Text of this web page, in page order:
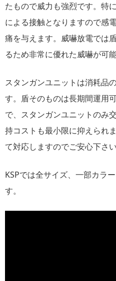
たもので威力も強烈です。特
による接触となりますので感
痛を与えます。威嚇放電では
るため非常に優れた威嚇が可能
スタンガンユニットは消耗品
す。盾そのものは長期間運用
で、スタンガンユニットのみ
持コストも最小限に抑えられ
て対応しますのでご安心下さい
KSPでは全サイズ、一部カラ
す。